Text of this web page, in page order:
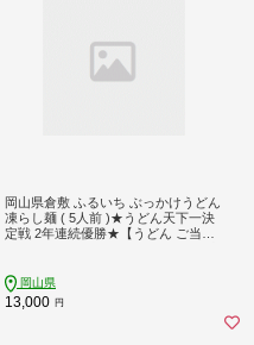
岡山県倉敷 ふるいち ぶっかけうどん
凍らし麺 ( 5人前 )★うどん天下一決
定戦 2年連続優勝★【うどん ご当地
岡山県
13,000 円